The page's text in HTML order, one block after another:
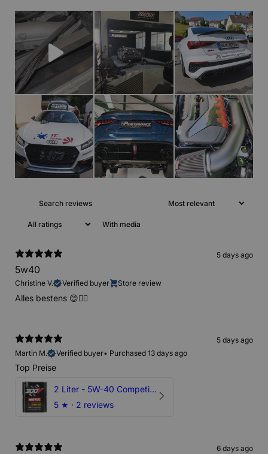
With media
5 days ago
5w40
Christine V. Verified buyer Store review
Alles bestens 😊👍🏻
5 days ago
Martin M.
Verified buyer• Purchased 13 days ago
Top Preise
2 Liter - 5W-40 Competition 300V Motul Motoröl
5 ★ · 2 reviews
6 days ago